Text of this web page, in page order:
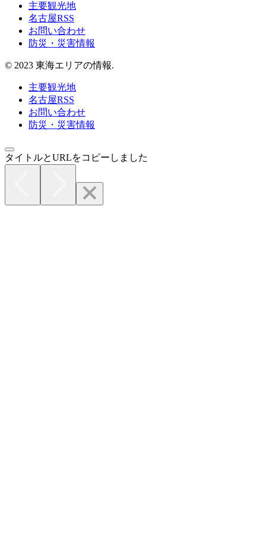
主要観光地
名古屋RSS
お問い合わせ
防災・災害情報
© 2023 東海エリアの情報.
主要観光地
名古屋RSS
お問い合わせ
防災・災害情報
タイトルとURLをコピーしました